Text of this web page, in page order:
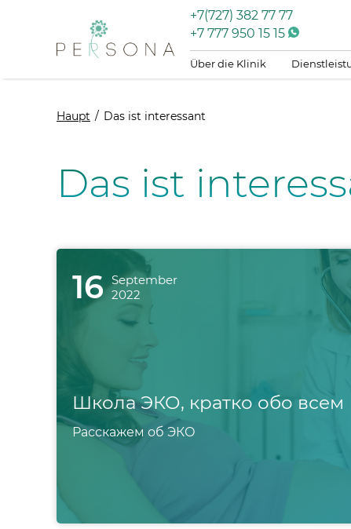
+7(727) 382 77 77
+7 777 950 15 15
Über die Klinik
Haupt Das ist interessant
Das ist
16
September
2022
Школа ЭКО, кратко обо всем
Расскажем об ЭКО